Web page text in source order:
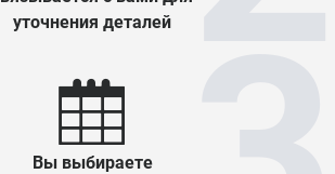
уточнения деталей
Вы выбираете